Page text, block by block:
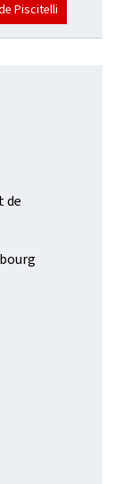
Piscitelli
de